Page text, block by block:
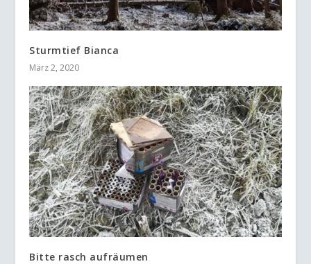
Sturmtief Bianca
März 2, 2020
Bitte rasch aufräumen